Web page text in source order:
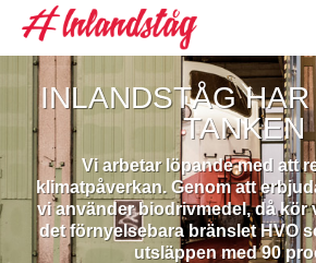
content
INLANDSTÅG
TANKEN
Vi arbetar löpande med att
klimatpåverkan. Genom att
vi använder biodrivmedel, då kör
det förnyelsebara bränslet HVO
utsläppen med 90